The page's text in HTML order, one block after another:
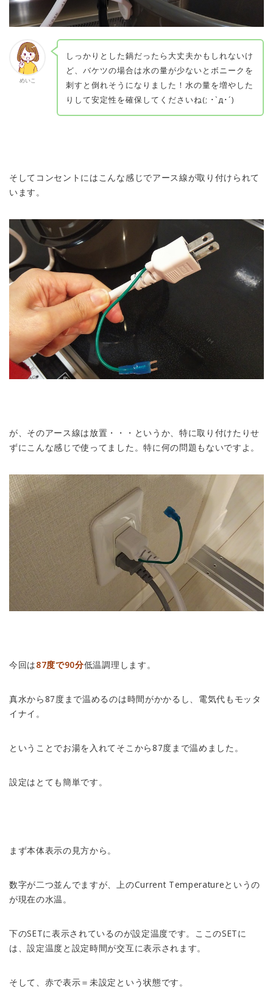
めいこ
しっかりとした鍋だったら大丈夫かもしれないけ
ど、 バケツの場合は水の量が少ないとボニークを
刺すと倒れそうになりました！ 水の量を増やした
りして安定性を確保してくださいね(; ･`д･´)
そしてコンセントにはこんな感じでアース線が取り付けられて
います。
が、そのアース線は放置・・・というか、特に取り付けたりせ
ずにこんな感じで使ってました。特に何の問題もないですよ。
今回は87度で90分低温調理します。
真水から87度まで温めるのは時間がかかるし、電気代もモッタ
イナイ。
ということでお湯を入れてそこから87度まで温めました。
設定はとても簡単です。
まず本体表示の見方から。
数字が二つ並んでますが、上のCurrent Temperatureというの
が現在の水温。
下のSETに表示されているのが設定温度です。ここのSETに
は、設定温度と設定時間が交互に表示されます。
そして、赤で表示＝未設定という状態です。